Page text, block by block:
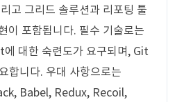
고 그리드 솔루션과 리포팅 툴
이 포함됩니다. 필수 기술로는
대한 숙련도가 요구되며, Git
합니다. 우대 사항으로는
Babel, Redux, Recoil,